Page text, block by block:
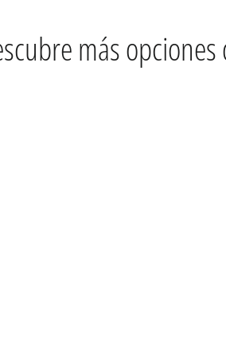
más